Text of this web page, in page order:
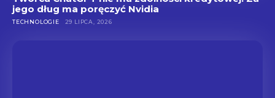
jego dług ma poręczyć Nvidia
TECHNOLOGIE 29 LIPCA, 2026